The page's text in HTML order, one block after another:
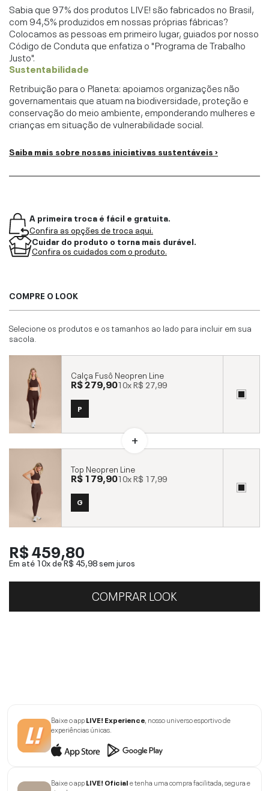
Sabia que 97% dos produtos LIVE! são fabricados no Brasil,
com 94,5% produzidos em nossas próprias fábricas?
Colocamos as pessoas em primeiro lugar, guiados por nosso
Código de Conduta que enfatiza o "Programa de Trabalho
Justo".
Sustentabilidade
Retribuição para o Planeta: apoiamos organizações não
governamentais que atuam na biodiversidade, proteção e
conservação do meio ambiente, emponderando mulheres e
crianças em situação de vulnerabilidade social.
Saiba mais sobre nossas iniciativas sustentáveis ›
A primeira troca é fácil e gratuita.
Confira as opções de troca aqui.
Cuidar do produto o torna mais durável.
Confira os cuidados com o produto.
COMPRE O LOOK
Selecione os produtos e os tamanhos ao lado para incluir em sua
sacola.
Calça Fusô Neopren Line
R$ 279,9010xR$ 27,99
P
Top Neopren Line
R$ 179,9010xR$ 17,99
G
R$ 459,80
Em até 10x deR$ 45,98sem juros
COMPRAR LOOK
Baixe o appLIVE! Experience , nosso universo esportivo de
experiências únicas.
Baixe o appLIVE! Oficiale tenha uma compra facilitada, segura e